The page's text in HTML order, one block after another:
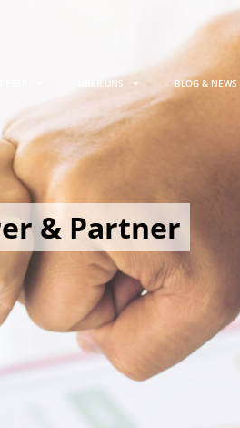
ÜBER UNS BLOG & NEWS
& Partner